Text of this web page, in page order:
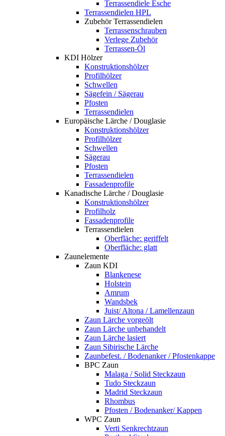
Terrassendiele Esche
Terrassendielen HPL
Zubehör Terrassendielen
Terrassenschrauben
Verlege Zubehör
Terrassen-Öl
KDI Hölzer
Konstruktionshölzer
Profilhölzer
Schwellen
Sägefein / Sägerau
Pfosten
Terrassendielen
Europäische Lärche / Douglasie
Konstruktionshölzer
Profilhölzer
Schwellen
Sägerau
Pfosten
Terrassendielen
Fassadenprofile
Kanadische Lärche / Douglasie
Konstruktionshölzer
Profilholz
Fassadenprofile
Terrassendielen
Oberfläche: geriffelt
Oberfläche: glatt
Zaunelemente
Zaun KDI
Blankenese
Holstein
Amrum
Wandsbek
Juist/ Altona / Lamellenzaun
Zaun Lärche vorgeölt
Zaun Lärche unbehandelt
Zaun Lärche lasiert
Zaun Sibirische Lärche
Zaunbefest. / Bodenanker / Pfostenkappe
BPC Zaun
Malaga / Solid Steckzaun
Tudo Steckzaun
Madrid Steckzaun
Rhombus
Pfosten / Bodenanker/ Kappen
WPC Zaun
Verti Senkrechtzaun